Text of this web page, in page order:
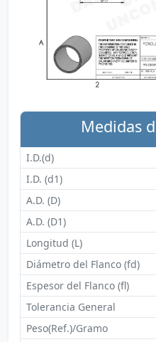
Medidas
I.D.(d)
I.D. (d1)
A.D. (D)
A.D. (D1)
Longitud (L)
Diámetro del Flanco (fd)
Espesor del Flanco (fl)
Tolerancia General
Peso(Ref.)/Gramo